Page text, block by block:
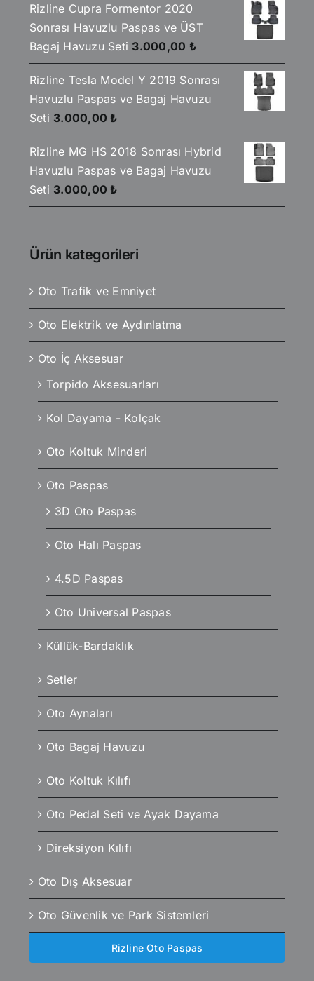
Rizline Cupra Formentor 2020
Sonrası Havuzlu Paspas ve ÜST
Bagaj Havuzu Seti 3.000,00 ₺
Rizline Tesla Model Y 2019 Sonrası
Havuzlu Paspas ve Bagaj Havuzu
Seti 3.000,00 ₺
Rizline MG HS 2018 Sonrası Hybrid
Havuzlu Paspas ve Bagaj Havuzu
Seti 3.000,00 ₺
Ürün kategorileri
Oto Trafik ve Emniyet
Oto Elektrik ve Aydınlatma
Oto İç Aksesuar
Torpido Aksesuarları
Kol Dayama - Kolçak
Oto Koltuk Minderi
Oto Paspas
3D Oto Paspas
Oto Halı Paspas
4.5D Paspas
Oto Universal Paspas
Küllük-Bardaklık
Setler
Oto Aynaları
Oto Bagaj Havuzu
Oto Koltuk Kılıfı
Oto Pedal Seti ve Ayak Dayama
Direksiyon Kılıfı
Oto Dış Aksesuar
Oto Güvenlik ve Park Sistemleri
Rizline Oto Paspas